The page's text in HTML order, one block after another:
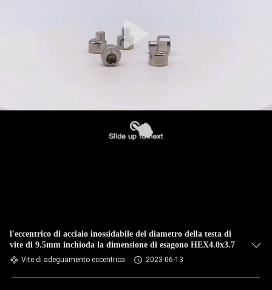
l'eccentrico di acciaio inossidabile del diametro della testa di
vite di 9.5mm inchioda la dimensione di esagono HEX4.0x3.7
Vite di adeguamento eccentrica 2023-06-13